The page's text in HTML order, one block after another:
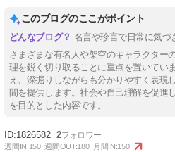
このブログのここがポイント
名言や珍言で日常に気づ
さまざまな有名人や架空のキャラクター
理を鋭く切り取ることに重点を置いてい
え、深掘りしながらも分かりやすく表現
間を提供します。社会や自己理解を促進
を目的とした内容です。
1826582 2
週間IN:150 週間OUT:180 月間IN:150